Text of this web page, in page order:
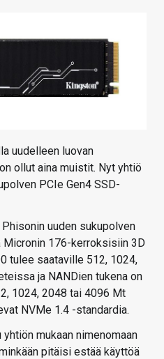
uudelleen luovan
ollut aina muistit. Nyt yhtiö
PCIe Gen4 SSD-
uuden sukupolven
Micronin 176-kerroksisiin 3D
tulee saataville 512, 1024,
ja NANDien tukena on
1024, 2048 tai 4096 Mt
NVMe 1.4 -standardia.
mukaan nimenomaan
pitäisi estää käyttöä